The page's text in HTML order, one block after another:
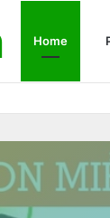
Home